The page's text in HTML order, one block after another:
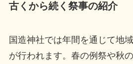
古くから続く祭事の紹介
国造神社では年間を通じて地
が行われます。春の例祭や秋